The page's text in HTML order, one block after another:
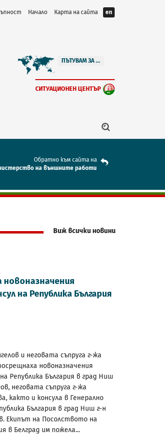
Начало Карта на сайта en
ПЪТУВАМ ЗА ...
СИТУАЦИОНЕН ЦЕНТЪР
Обратно към сайта на
на външните работи
Виж всички новини
на Република България
и неговата съпруга г-жа
новоназначения
Република България в град Ниш
неговата съпруга г-жа
както и консула в Генерално
България в град Ниш г-н
Екипът на Посолството на
в Белград им пожела...